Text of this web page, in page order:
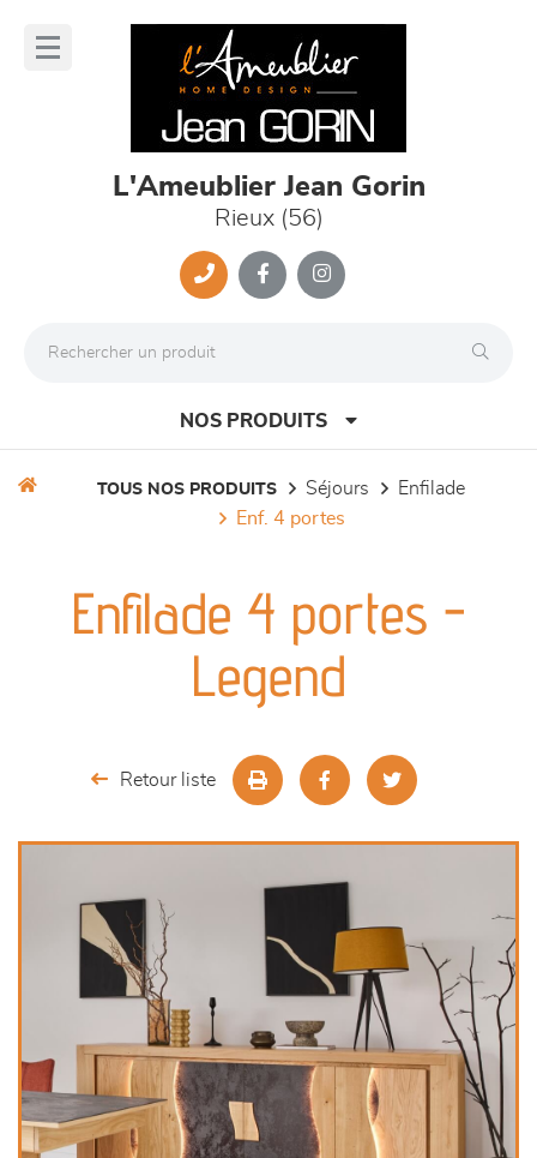
L'Ameublier Jean Gorin
Rieux (56)
NOS PRODUITS
séjours
meubles de complément
TOUS NOS PRODUITS séjours
enfilade
enf. 4 portes
Enfilade 4 portes -
Legend
Retour liste